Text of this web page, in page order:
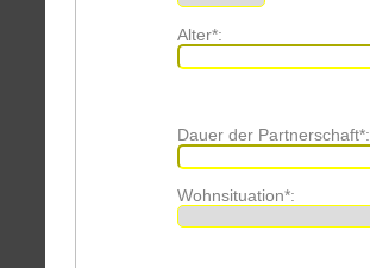
Alter*:
Dauer der Partnerschaft*:
Wohnsituation*: